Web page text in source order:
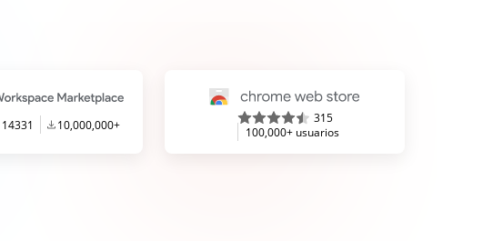
14331 10,000,000+
315
100,000+ usuarios